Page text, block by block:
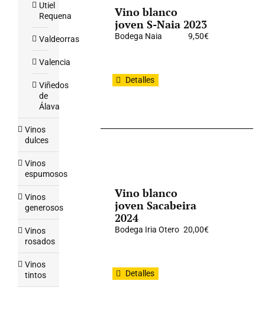
Vino blanco
joven S-Naia 2023
Bodega Naia 9,50€
Detalles
Vino blanco
joven Sacabeira
2024
Bodega Iria Otero 20,00€
Detalles
Utiel
Requena
Valdeorras
Valencia
Viñedos
de
Álava
Vinos
dulces
Vinos
espumosos
Vinos
generosos
Vinos
rosados
Vinos
tintos